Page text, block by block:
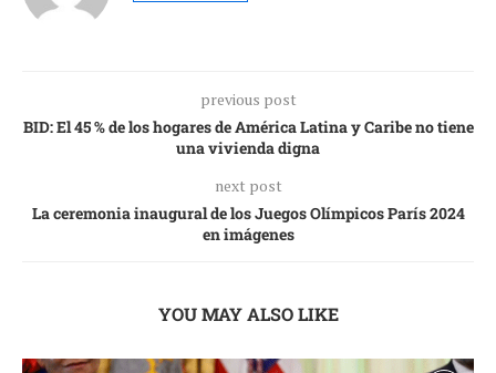
previous post
BID: El 45 % de los hogares de América Latina y Caribe no tiene
una vivienda digna
next post
La ceremonia inaugural de los Juegos Olímpicos París 2024
en imágenes
YOU MAY ALSO LIKE